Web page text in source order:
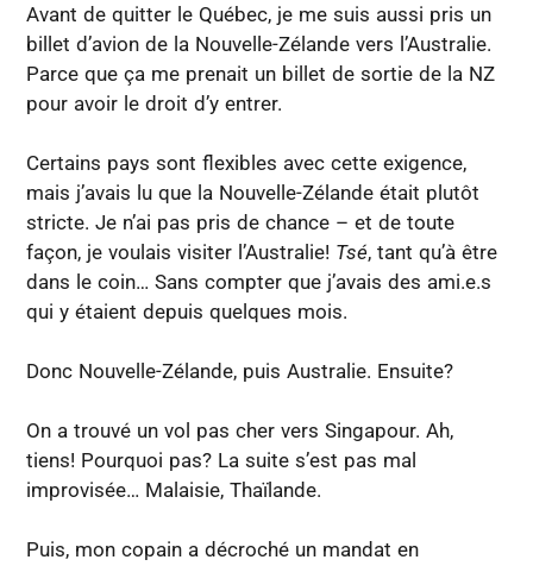
Avant de quitter le Québec, je me suis aussi pris un
billet d’avion de la Nouvelle-Zélande vers l’Australie.
Parce que ça me prenait un billet de sortie de la NZ
pour avoir le droit d’y entrer.
Certains pays sont flexibles avec cette exigence,
mais j’avais lu que la Nouvelle-Zélande était plutôt
stricte. Je n’ai pas pris de chance – et de toute
façon, je voulais visiter l’Australie! Tsé, tant qu’à être
dans le coin… Sans compter que j’avais des ami.e.s
qui y étaient depuis quelques mois.
Donc Nouvelle-Zélande, puis Australie. Ensuite?
On a trouvé un vol pas cher vers Singapour. Ah,
tiens! Pourquoi pas? La suite s’est pas mal
improvisée… Malaisie, Thaïlande.
Puis, mon copain a décroché un mandat en